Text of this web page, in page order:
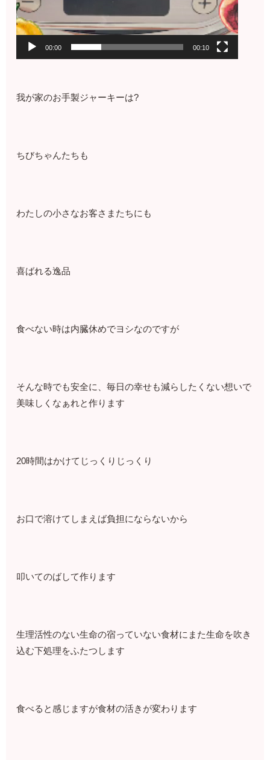
00:00 00:10
我が家のお手製ジャーキーは?⁡⁡
ちびちゃんたちも⁡⁡
⁡わたしの小さなお客さまたちにも⁡
⁡喜ばれる逸品⁡⁡
⁡食べない時は内臓休めでヨシなのですが
⁡そんな時でも安全に、毎日の幸せも減らしたくない想いで
美味しくなぁれと作ります⁡
⁡20時間はかけてじっくりじっくり
⁡お口で溶けてしまえば負担にならないから⁡
⁡⁡叩いてのばして作ります⁡
⁡生理活性のない生命の宿っていない食材にまた生命を吹き
込む下処理をふたつします
食べると感じますが食材の活きが変わります